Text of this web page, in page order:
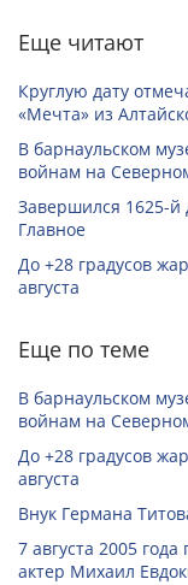
Еще читают
Круглую дату
«Мечта» из
В барнаульском
войнам на
Завершился 1625-
Главное
До +28 градусов
августа
Еще по теме
В барнаульском
войнам на
До +28 градусов
августа
Внук Германа
7 августа 2005
актер Михаил